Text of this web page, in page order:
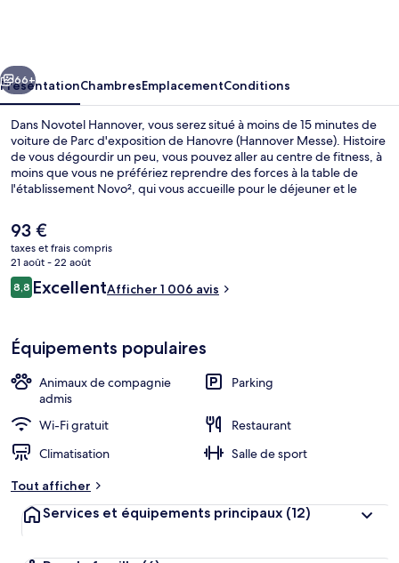
Suivant
66+
PrésentationChambresEmplacementConditions
Dans Novotel Hannover, vous serez situé à moins de 15 minutes de
voiture de Parc d'exposition de Hanovre (Hannover Messe). Histoire
de vous dégourdir un peu, vous pouvez aller au centre de fitness, à
moins que vous ne préfériez reprendre des forces à la table de
l'établissement Novo², qui vous accueille pour le déjeuner et le
hôtel de luxe abrite en outre un bar / salon, un sauna et une
terrasse. Les transports publics se situent à une courte distance à
pied : Station de U-Bahn Lister Platz est à 3 min et Station de U-
Bahn Sedanstraße/Lister Meile, à 11 min.
Le
prix
actuel
est
de
93 €
taxes et frais compris
21 août - 22 août
Avis
voyageurs
8,88,8 sur 10
ExcellentAfficher 1 006 avis
Équipements populaires
Animaux de compagnie
admis
Parking
Wi-Fi gratuit
Restaurant
Climatisation
Salle de sport
Tout afficher
Services et équipements principaux (12)